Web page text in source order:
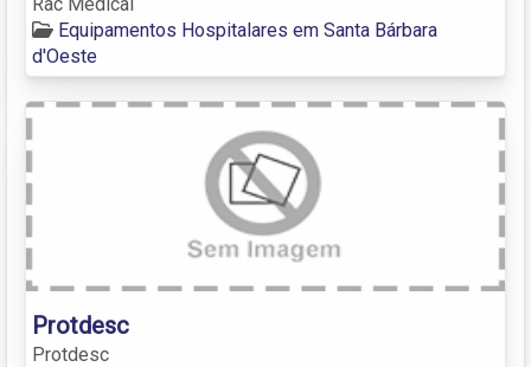
Equipamentos Hospitalares em Santa Bárbara
d'Oeste
Protdesc
Protdesc